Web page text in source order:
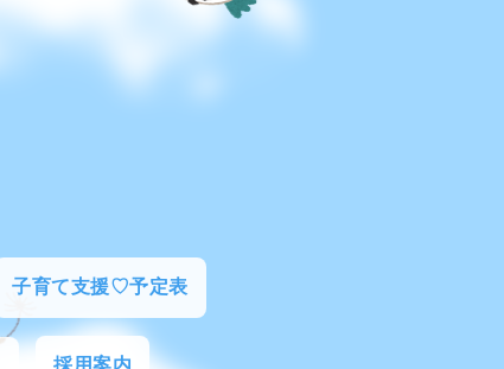
子育て支援♡予定表
採用案内